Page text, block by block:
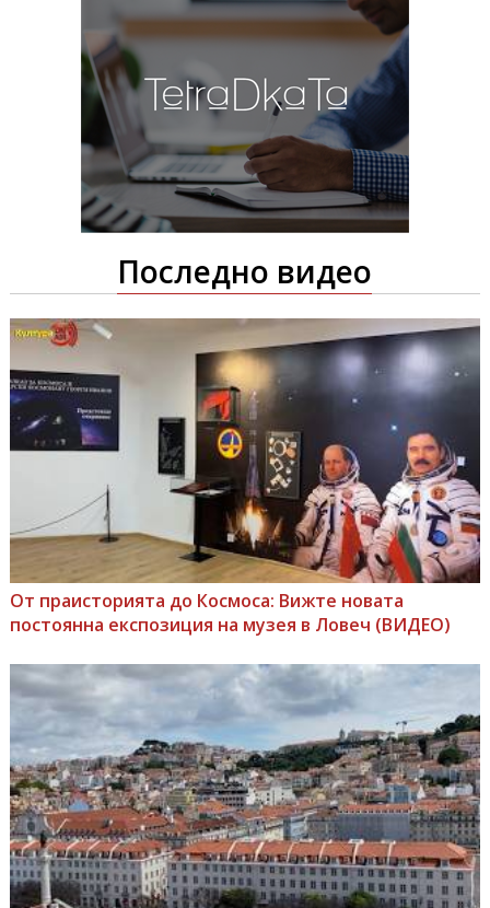
Последно видео
От праисторията до Космоса: Вижте новата
постоянна експозиция на музея в Ловеч (ВИДЕО)